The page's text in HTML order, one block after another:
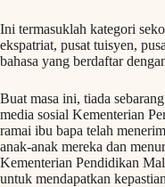
Ini termasuklah kategori
ekspatriat, pusat tuisyen,
bahasa yang berdaftar
Buat masa ini, tiada
media sosial Kementerian
ramai ibu bapa telah
anak-anak mereka dan
Kementerian Pendidikan
untuk mendapatkan